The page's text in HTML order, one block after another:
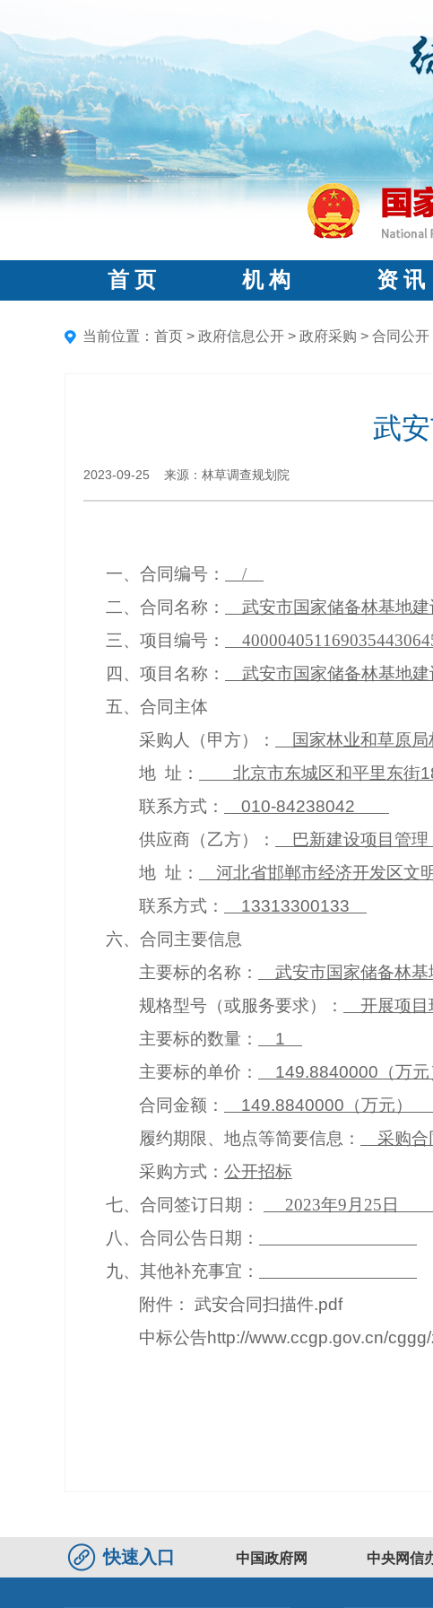
首 页 机 构 资 讯
当前位置： 首页 > 政府信息公开 > 政府采购 > 合同公开
武
2023-09-25 来源：林草调查规划院
一、合同编号：
/
二、合同名称：
武安市国家储备林基地
三、项目编号：
四、项目名称：
武安市国家储备林基地
五、合同主体
采购人（甲方）：
国家林业和草原
地 址：
北京市东城区和平里东
联系方式：
010-84238042
供应商（乙方）：
巴新建设项目管理
地 址：
河北省邯郸市经济开发区文
联系方式：
13313300133
六、合同主要信息
主要标的名称：
武安市国家储备林
规格型号（或服务要求）：
开展项目
主要标的数量：
1
主要标的单价：
149.8840000（万
合同金额：
149.8840000（万元
履约期限、地点等简要信息：
采购合
采购方式： 公开招标
七、合同签订日期：
2023年9月25日
八、合同公告日期：
九、其他补充事宜：
附件： 武安合同扫描件.pdf
中标公告http://www.ccgp.gov.cn/
快速入口 中国政府网 中央网信